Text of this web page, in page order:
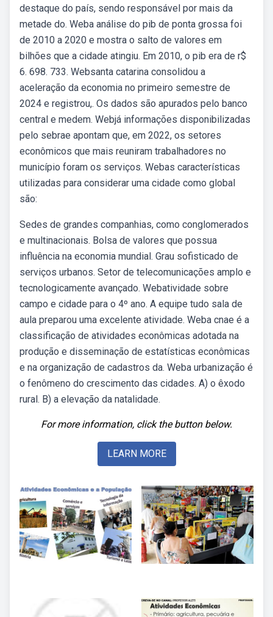
destaque do país, sendo responsável por mais da
metade do. Weba análise do pib de ponta grossa foi
de 2010 a 2020 e mostra o salto de valores em
bilhões que a cidade atingiu. Em 2010, o pib era de r$
6. 698. 733. Websanta catarina consolidou a
aceleração da economia no primeiro semestre de
2024 e registrou,. Os dados são apurados pelo banco
central e medem. Webjá informações disponibilizadas
pelo sebrae apontam que, em 2022, os setores
econômicos que mais reuniram trabalhadores no
município foram os serviços. Webas características
utilizadas para considerar uma cidade como global
são:
Sedes de grandes companhias, como conglomerados
e multinacionais. Bolsa de valores que possua
influência na economia mundial. Grau sofisticado de
serviços urbanos. Setor de telecomunicações amplo e
tecnologicamente avançado. Webatividade sobre
campo e cidade para o 4º ano. A equipe tudo sala de
aula preparou uma excelente atividade. Weba cnae é a
classificação de atividades econômicas adotada na
produção e disseminação de estatísticas econômicas
e na organização de cadastros da. Weba urbanização é
o fenômeno do crescimento das cidades. A) o êxodo
rural. B) a elevação da natalidade.
For more information, click the button below.
LEARN MORE